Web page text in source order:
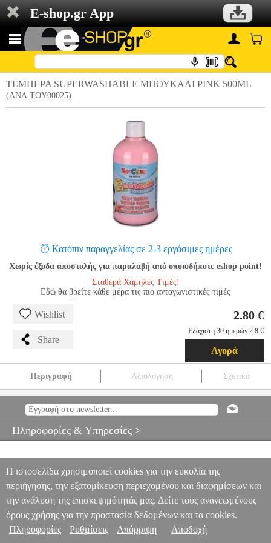
E-shop.gr App
ΤΕΜΠΕΡΑ SUPERWASHABLE ΜΠΟΥΚΑΛΙ PINK 500ML
(ANA.TOY00025)
Κατόπιν παραγγελίας σε 2-3 εργάσιμες ημέρες
Χωρίς έξοδα αποστολής για παραλαβή από οποιοδήποτε eshop point!
Σταθερά Χαμηλές Τιμές!
Εδώ θα βρείτε κάθε μέρα τις πιο ανταγωνιστικές τιμές
Wishlist
Share
2.80 €
Ελάχιστη 30 ημερών 2.8 €
Αγορά
Περιγραφή Αξιολόγηση Σχετικά
ANA.TOY00025 ANA.TOY00025
TOY COLOR
500ML
Πληροφορίες & Υπηρεσίες >
Η ιστοσελίδα χρησιμοποιεί cookies για την ευκολία της
περιήγησης, την εξατομίκευση περιεχομένου και διαφημίσεων και
την ανάλυση της επισκεψιμότητάς μας. Δείτε τους ανανεωμένους
όρους χρήσης για την προστασία δεδομένων και τα cookies.
Πληροφορίες
Ρυθμίσεις Απόρριψη Αποδοχή